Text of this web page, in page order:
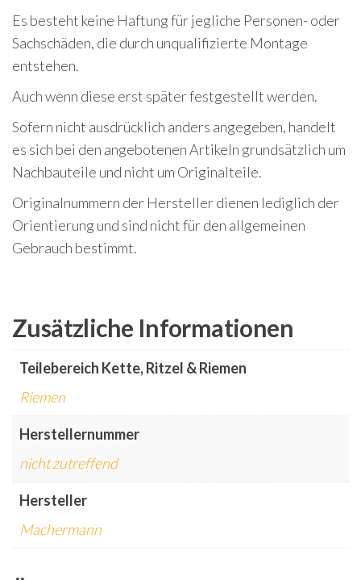
Es besteht keine Haftung für jegliche Personen- oder
Sachschäden, die durch unqualifizierte Montage
entstehen.
Auch wenn diese erst später festgestellt werden.
Sofern nicht ausdrücklich anders angegeben, handelt
es sich bei den angebotenen Artikeln grundsätzlich um
Nachbauteile und nicht um Originalteile.
Originalnummern der Hersteller dienen lediglich der
Orientierung und sind nicht für den allgemeinen
Gebrauch bestimmt.
Zusätzliche Informationen
Teilebereich Kette, Ritzel & Riemen
Riemen
Herstellernummer
nicht zutreffend
Hersteller
Machermann